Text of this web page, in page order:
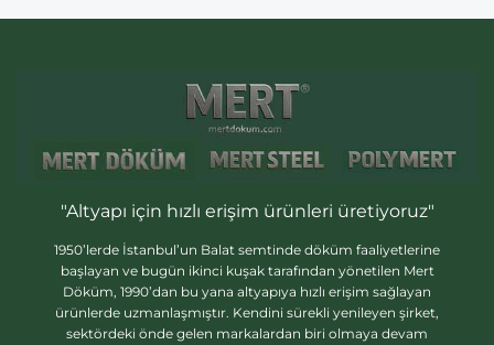
"Altyapı için hızlı erişim ürünleri üretiyoruz"
1950’lerde İstanbul’un Balat semtinde döküm faaliyetlerine
başlayan ve bugün ikinci kuşak tarafından yönetilen Mert
Döküm, 1990’dan bu yana altyapıya hızlı erişim sağlayan
ürünlerde uzmanlaşmıştır. Kendini sürekli yenileyen şirket,
sektördeki önde gelen markalardan biri olmaya devam